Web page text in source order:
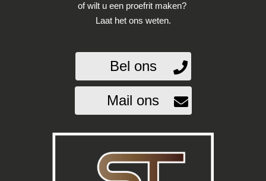
Hoofd airbag(s) achter
Keyless start
Passagiersairbag
Rijstrooksensor met correctie
Zij airbag(s) voor
Exterieur
of wilt u een proefrit maken?
Laat het ons weten.
Bel ons
Mail ons